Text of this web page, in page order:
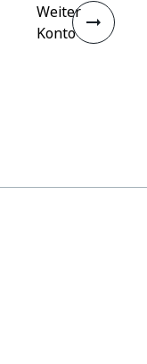
Weiter
Konto